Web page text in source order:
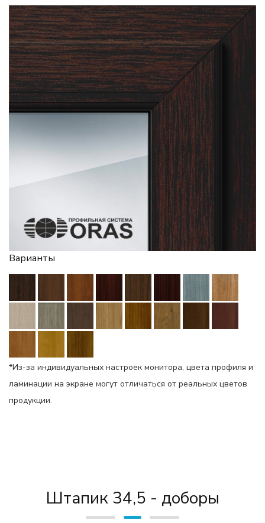
Варианты
*Из-за индивидуальных настроек монитора, цвета профиля и
ламинации на экране могут отличаться от реальных цветов
продукции.
Штапик 34,5 - доборы